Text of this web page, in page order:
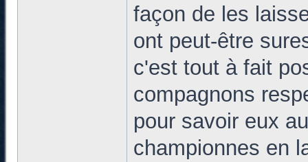
façon de les
ont peut-être
c'est tout à fait
compagnons
pour savoir eux
championnes en